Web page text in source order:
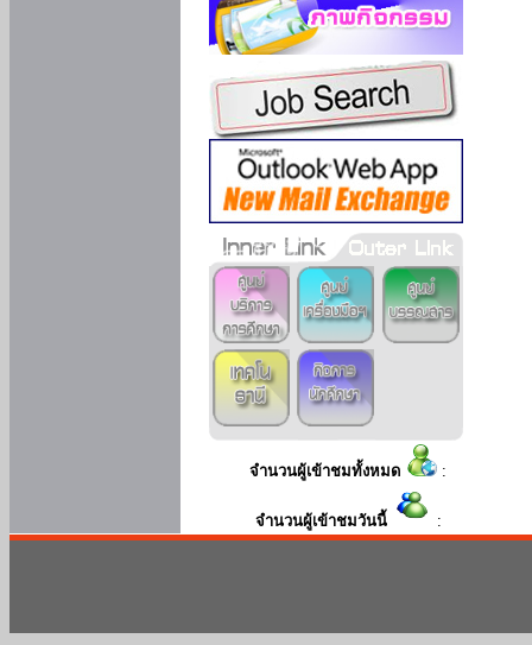
จำนวนผู้เข้าชมทั้งหมด :
จำนวนผู้เข้าชมวันนี้ :